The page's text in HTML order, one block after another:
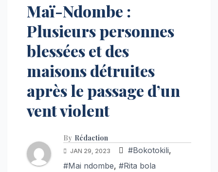
Maï-Ndombe :
Plusieurs personnes
blessées et des
maisons détruites
après le passage d’un
vent violent
By Rédaction
JAN 29, 2023 #Bokotokili,
#Mai ndombe, #Rita bola